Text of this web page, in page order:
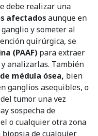
debe realizar una
afectadosaunque en
y someter al
quirúrgica, se
(PAAF) para extraer
analizarlas. También
médula ósea, bien
ganglios asequibles, o
tumor una vez
sospecha de
o cualquier otra zona
de cualquier